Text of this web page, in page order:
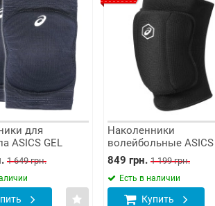
для
ASICS GEL
1 649 грн.
Наколенники
волейбольные ASICS
Basic Kneepad
849 грн. 1 199 грн.
Есть в наличии
Купить